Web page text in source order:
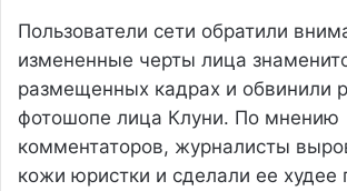
Пользователи сети обратили
измененные черты лица
размещенных кадрах и обвинили
фотошопе лица Клуни. По мнению
комментаторов, журналисты
кожи юристки и сделали ее худее